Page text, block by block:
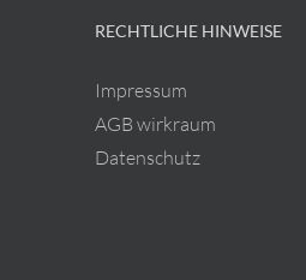
RECHTLICHE HINWEISE
Impressum
AGB wirkraum
Datenschutz